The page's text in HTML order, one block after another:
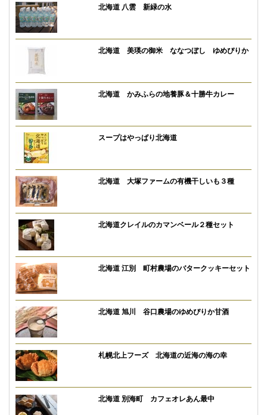
北海道 八雲 新緑の水
北海道 美瑛の御米 ななつぼし ゆめぴりか
北海道 かみふらの地養豚＆十勝牛カレー
スープはやっぱり北海道
北海道 大塚ファームの有機干しいも３種
北海道クレイルのカマンベール２種セット
北海道 江別 町村農場のバタークッキーセット
北海道 旭川 谷口農場のゆめぴりか甘酒
札幌北上フーズ 北海道の近海の海の幸
北海道 別海町 カフェオレあん最中